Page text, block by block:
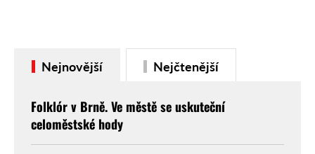
slavnosti …
Nejnovější Nejčtenější
Folklór v Brně. Ve městě se uskuteční
celoměstské hody